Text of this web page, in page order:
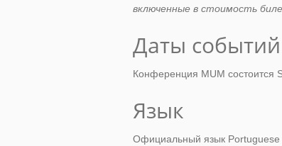
включенные в стоимость
Даты событий
Конференция MUM состоится
Язык
Официальный язык Portuguese